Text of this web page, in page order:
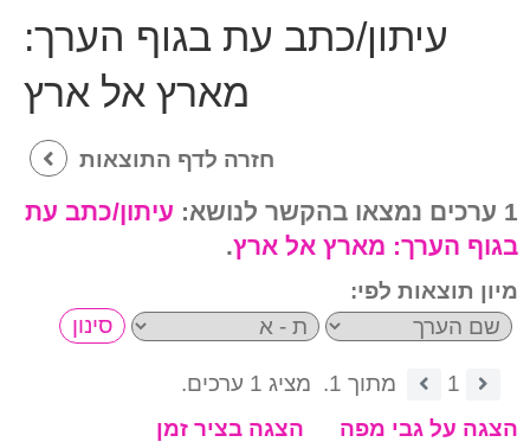
עיתון/כתב עת בגוף הערך:
מארץ אל ארץ
חזרה לדף התוצאות
1 ערכים נמצאו בהקשר לנושא:
עיתון/כתב עת
בגוף הערך: מארץ אל ארץ.
מיון תוצאות לפי:
1 מתוך 1.
מציג 1 ערכים.
הצגה על גבי מפה
הצגה בציר זמן